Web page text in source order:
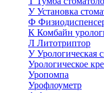
УУстановка
Ф
К Комбайн
Л Литотриптор
УУрологическая
Урологическое
Уропомпа
Урофлоуметр